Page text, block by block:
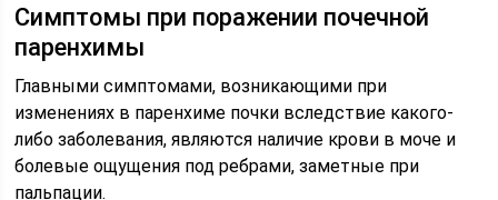
Симптомы при поражении почечной
паренхимы
Главными симптомами, возникающими при
изменениях в паренхиме почки вследствие какого-
либо заболевания, являются наличие крови в моче и
болевые ощущения под ребрами, заметные при
пальпации.